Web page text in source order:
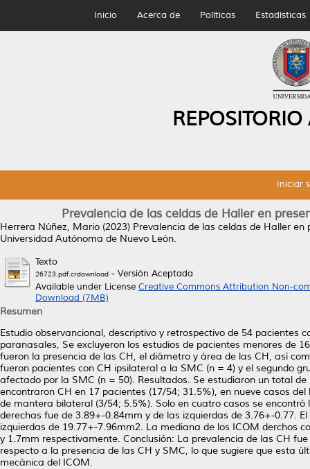
Inicio Acerca de Políticas Estadísticas
Iniciar
Prevalencia de las celdas de Haller en
Herrera Núñez, Mario (2023) Prevalencia de las celdas de Haller
Universidad Autónoma de Nuevo León.
Texto
26723.pdf.crdownload - Versión Aceptada
Available under License Creative Commons Attribution Non-
Download (7MB)
Resumen
Estudio observancional, descriptivo y retrospectivo de 54 pacientes
paranasales, Se excluyeron los estudios de pacientes menores de
fueron la presencia de las CH, el diámetro y área de las CH, así
fueron pacientes con CH ipsilateral a la SMC (n = 4) y el segundo
afectado por la SMC (n = 50). Resultados. Se estudiaron un total
encontraron CH en 17 pacientes (17/54; 31.5%), en nueve casos
de mantera bilateral (3/54; 5.5%). Solo en cuatro casos se
derechas fue de 3.89+-0.84mm y de las izquierdas de 3.76+-0.77.
izquierdas de 19.77+-7.96mm2. La mediana de los ICOM derchos
y 1.7mm respectivamente. Conclusión: La prevalencia de las CH
respecto a la presencia de las CH y SMC, lo que sugiere que esta
mecánica del ICOM.